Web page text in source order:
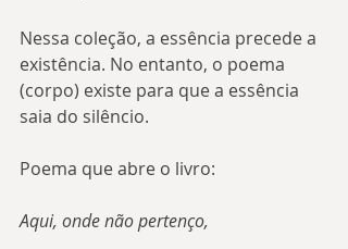
Nessa coleção, a essência precede a
existência. No entanto, o poema
(corpo) existe para que a essência
saia do silêncio.
Poema que abre o livro:
Aqui, onde não pertenço,